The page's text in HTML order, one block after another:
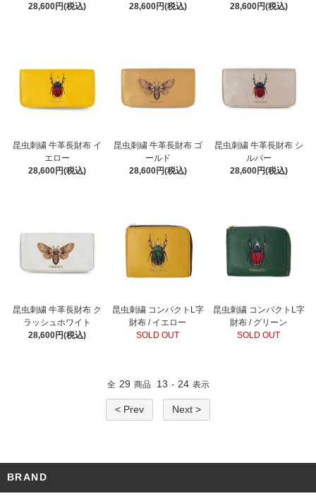
28,600円(税込)
28,600円(税込)
28,600円(税込)
昆虫刺繍 牛革長財布 イ
エロー
28,600円(税込)
昆虫刺繍 牛革長財布 ゴ
ールド
28,600円(税込)
昆虫刺繍 牛革長財布 シ
ルバー
28,600円(税込)
昆虫刺繍 牛革長財布 ク
ラッシュホワイト
28,600円(税込)
昆虫刺繍 コンパクトL字
財布 / イエロー
SOLD OUT
昆虫刺繍 コンパクトL字
財布 / グリーン
SOLD OUT
全 29 商品 13 - 24 表示
< Prev Next >
BRAND